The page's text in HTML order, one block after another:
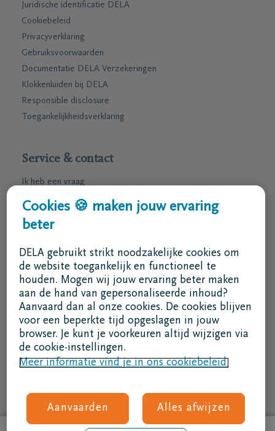
Juridische identificatie DELA
Cookiebeleid
Privacyverklaring
Gebruiksvoorwaarden
Documentatie DELA Verzekeringen
Klokkenluiden bij DELA
Responsible disclosure
Toegankelijkheidsverklaring
Service & contact
Ik heb een vraag
Ik wens een afspraak
Ik wens een brochure per post
ma - vr 8u30 -17u
Ik ben een bemiddelaar
Aanmelden in DELAconnect
Ik ben een leverancier
MVO code
Cookies 🍪 maken jouw ervaring
beter
DELA gebruikt strikt noodzakelijke cookies om
de website toegankelijk en functioneel te
houden. Mogen wij jouw ervaring beter maken
aan de hand van gepersonaliseerde inhoud?
Aanvaard dan al onze cookies. De cookies blijven
voor een beperkte tijd opgeslagen in jouw
browser. Je kunt je voorkeuren altijd wijzigen via
de cookie-instellingen.
Meer informatie vind je in ons cookiebeleid.
Aanvaarden Alles afwijzen